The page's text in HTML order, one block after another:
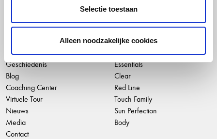
Selectie toestaan
Alleen noodzakelijke cookies
hannah SIRC
Geschiedenis
Blog
Coaching Center
Virtuele Tour
Nieuws
Media
Contact
Producten
Essentials
Clear
Red Line
Touch Family
Sun Perfection
Body